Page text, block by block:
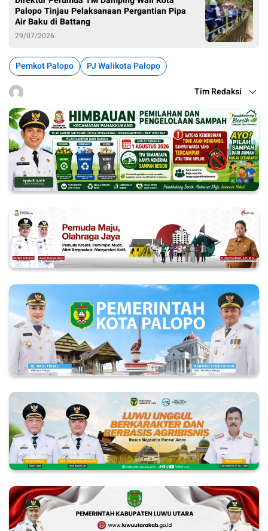
Palopo Tinjau Pelaksanaan Pergantian Pipa
Air Baku di Battang
29/07/2026
Pemkot Palopo PJ Walikota Palopo
Tim Redaksi